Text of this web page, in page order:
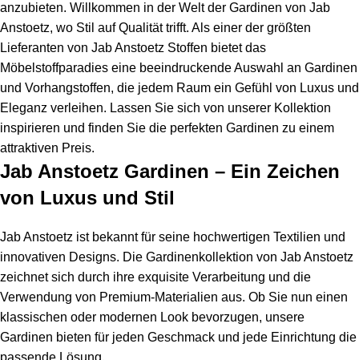
anzubieten. Willkommen in der Welt der Gardinen von Jab
Anstoetz, wo Stil auf Qualität trifft. Als einer der größten
Lieferanten von Jab Anstoetz Stoffen bietet das
Möbelstoffparadies eine beeindruckende Auswahl an Gardinen
und Vorhangstoffen, die jedem Raum ein Gefühl von Luxus und
Eleganz verleihen. Lassen Sie sich von unserer Kollektion
inspirieren und finden Sie die perfekten Gardinen zu einem
attraktiven Preis.
Jab Anstoetz Gardinen – Ein Zeichen
von Luxus und Stil
Jab Anstoetz ist bekannt für seine hochwertigen Textilien und
innovativen Designs. Die Gardinenkollektion von Jab Anstoetz
zeichnet sich durch ihre exquisite Verarbeitung und die
Verwendung von Premium-Materialien aus. Ob Sie nun einen
klassischen oder modernen Look bevorzugen, unsere
Gardinen bieten für jeden Geschmack und jede Einrichtung die
passende Lösung.